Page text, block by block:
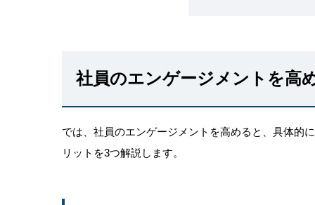
社員のエンゲージメントを高
では、社員のエンゲージメントを高めると、具体的
リットを3つ解説します。